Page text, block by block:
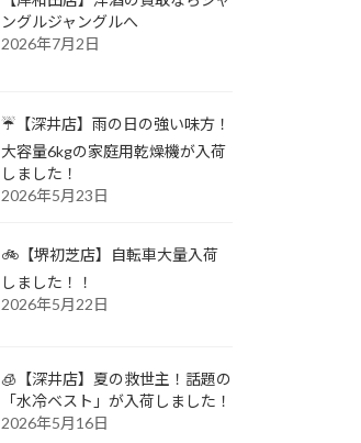
ングルジャングルへ
2026年7月2日
☔【深井店】雨の日の強い味方！
大容量6kgの家庭用乾燥機が入荷
しました！
2026年5月23日
🚲【堺初芝店】自転車大量入荷
しました！！
2026年5月22日
🧊【深井店】夏の救世主！話題の
「水冷ベスト」が入荷しました！
2026年5月16日